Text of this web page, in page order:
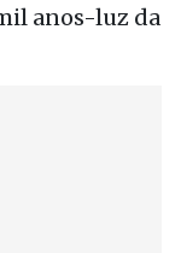
anos-luz da